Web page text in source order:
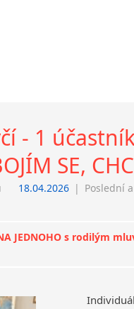
- 1
SE,
18.04.2026 | Poslední
NA JEDNOHO s rodilým